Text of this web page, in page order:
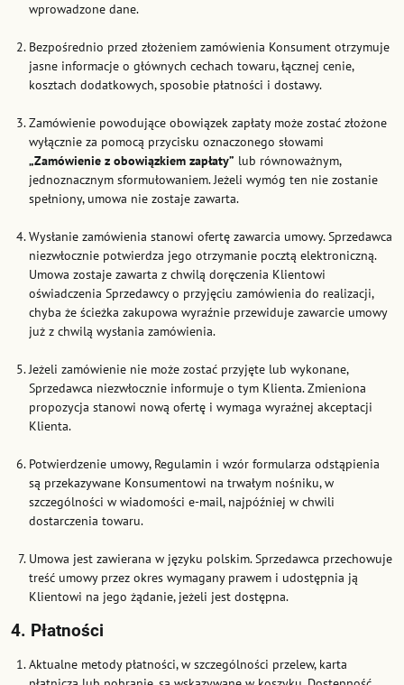
wprowadzone dane.
Bezpośrednio przed złożeniem zamówienia Konsument otrzymuje
jasne informacje o głównych cechach towaru, łącznej cenie,
kosztach dodatkowych, sposobie płatności i dostawy.
Zamówienie powodujące obowiązek zapłaty może zostać złożone
wyłącznie za pomocą przycisku oznaczonego słowami
„Zamówienie z obowiązkiem zapłaty” lub równoważnym,
jednoznacznym sformułowaniem. Jeżeli wymóg ten nie zostanie
spełniony, umowa nie zostaje zawarta.
Wysłanie zamówienia stanowi ofertę zawarcia umowy. Sprzedawca
niezwłocznie potwierdza jego otrzymanie pocztą elektroniczną.
Umowa zostaje zawarta z chwilą doręczenia Klientowi
oświadczenia Sprzedawcy o przyjęciu zamówienia do realizacji,
chyba że ścieżka zakupowa wyraźnie przewiduje zawarcie umowy
już z chwilą wysłania zamówienia.
Jeżeli zamówienie nie może zostać przyjęte lub wykonane,
Sprzedawca niezwłocznie informuje o tym Klienta. Zmieniona
propozycja stanowi nową ofertę i wymaga wyraźnej akceptacji
Klienta.
Potwierdzenie umowy, Regulamin i wzór formularza odstąpienia
są przekazywane Konsumentowi na trwałym nośniku, w
szczególności w wiadomości e-mail, najpóźniej w chwili
dostarczenia towaru.
Umowa jest zawierana w języku polskim. Sprzedawca przechowuje
treść umowy przez okres wymagany prawem i udostępnia ją
Klientowi na jego żądanie, jeżeli jest dostępna.
4. Płatności
Aktualne metody płatności, w szczególności przelew, karta